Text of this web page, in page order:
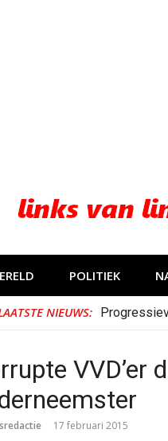
POLITIEK
NIEUWS:
VVD’er
17 februari 2015